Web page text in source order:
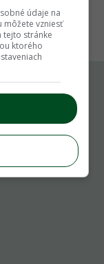
údaje na
môžete vzniesť
tejto stránke
ktorého